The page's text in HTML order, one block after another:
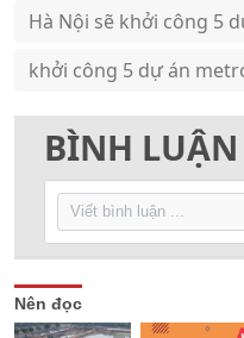
Hà Nội sẽ khởi công 5
khởi công 5 dự án
BÌNH LUẬN
Nên đọc